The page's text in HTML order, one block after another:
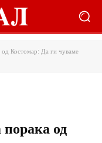
од Костомар: Да ги чуваме
од